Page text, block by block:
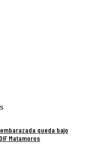
embarazada queda bajo
Matamoros